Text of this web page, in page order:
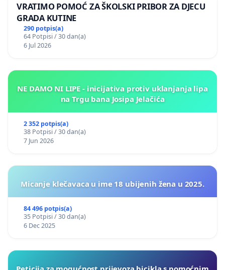
VRATIMO POMOĆ ZA ŠKOLSKI PRIBOR ZA DJECU
GRADA KUTINE
290 potpis(a)
64 Potpisi / 30 dan(a)
6 Jul 2026
NE DAMO NI LIPE - inicijativa protiv uklanjanja lipa
na Trgu bana Josipa Jelačića
2 352 potpis(a)
38 Potpisi / 30 dan(a)
7 Jun 2026
Micanje klečavaca u ime 18 ubijenih žena u 2025.
84 496 potpis(a)
35 Potpisi / 30 dan(a)
6 Dec 2025